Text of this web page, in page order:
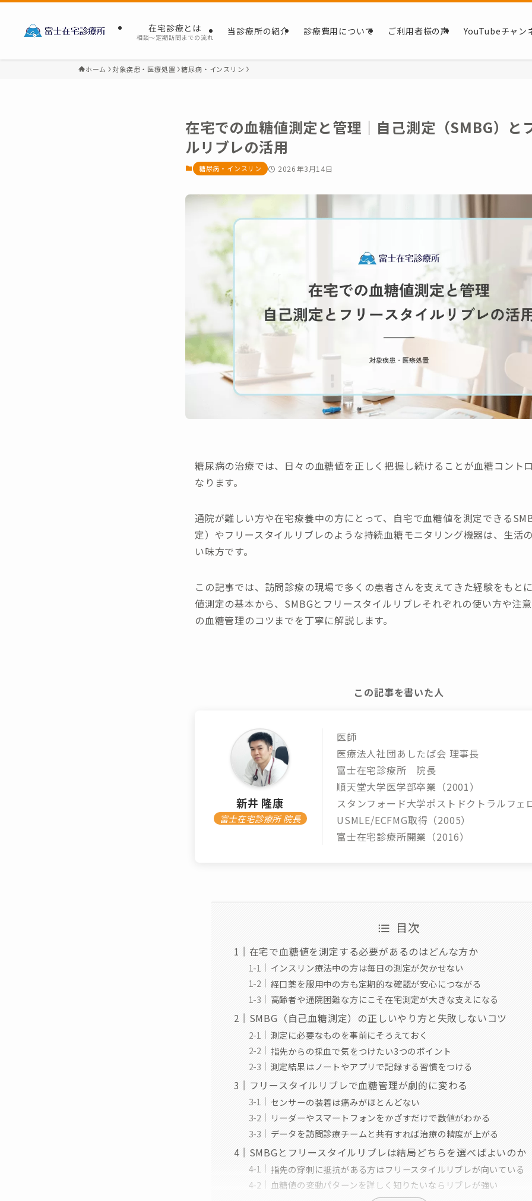
在宅診療とは
相談～定期訪問までの流れ
当診療所の紹介 診療費用について ご利用者様の声 YouTubeチャン
ホーム 対象疾患・医療処置 糖尿病・インスリン
在宅での血糖値測定と管理｜自己測定（SMBG）と
ルリブレの活用
糖尿病・インスリン 2026年3月14日
糖尿病の治療では、日々の血糖値を正しく把握し続けることが血糖コント
なります。
通院が難しい方や在宅療養中の方にとって、自宅で血糖値を測定できる
定）やフリースタイルリブレのような持続血糖モニタリング機器は、生活
い味方です。
この記事では、訪問診療の現場で多くの患者さんを支えてきた経験をもと
値測定の基本から、SMBGとフリースタイルリブレそれぞれの使い方や注
の血糖管理のコツまでを丁寧に解説します。
この記事を書いた人
新井 隆康
富士在宅診療所 院長
医師
医療法人社団あしたば会 理事長
富士在宅診療所 院長
順天堂大学医学部卒業（2001）
スタンフォード大学ポストドクトラルフェ
USMLE/ECFMG取得（2005）
富士在宅診療所開業（2016）
目次
在宅で血糖値を測定する必要があるのはどんな方か
インスリン療法中の方は毎日の測定が欠かせない
経口薬を服用中の方も定期的な確認が安心につながる
高齢者や通院困難な方にこそ在宅測定が大きな支えになる
SMBG（自己血糖測定）の正しいやり方と失敗しないコツ
測定に必要なものを事前にそろえておく
指先からの採血で気をつけたい3つのポイント
測定結果はノートやアプリで記録する習慣をつける
フリースタイルリブレで血糖管理が劇的に変わる
センサーの装着は痛みがほとんどない
リーダーやスマートフォンをかざすだけで数値がわかる
データを訪問診療チームと共有すれば治療の精度が上がる
SMBGとフリースタイルリブレは結局どちらを選べばよいのか
指先の穿刺に抵抗がある方はフリースタイルリブレが向いている
血糖値の変動パターンを詳しく知りたいならリブレが強い